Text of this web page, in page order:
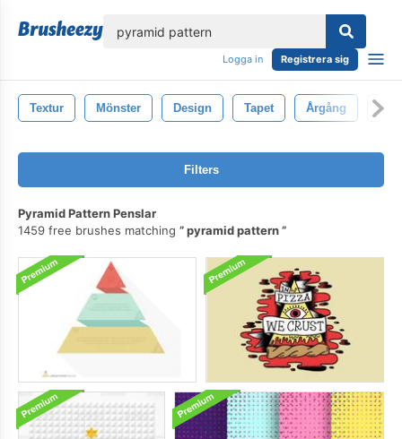
Logga in Registrera sig
Textur Mönster Design Tapet Årgång
Filters
Pyramid Pattern Penslar
1459 free brushes matching
pyramid pattern